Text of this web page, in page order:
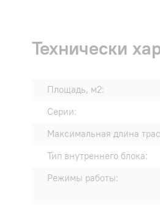
Технически
Площадь, м2:
Серии:
Максимальная длина
Тип внутреннего блока:
Режимы работы: